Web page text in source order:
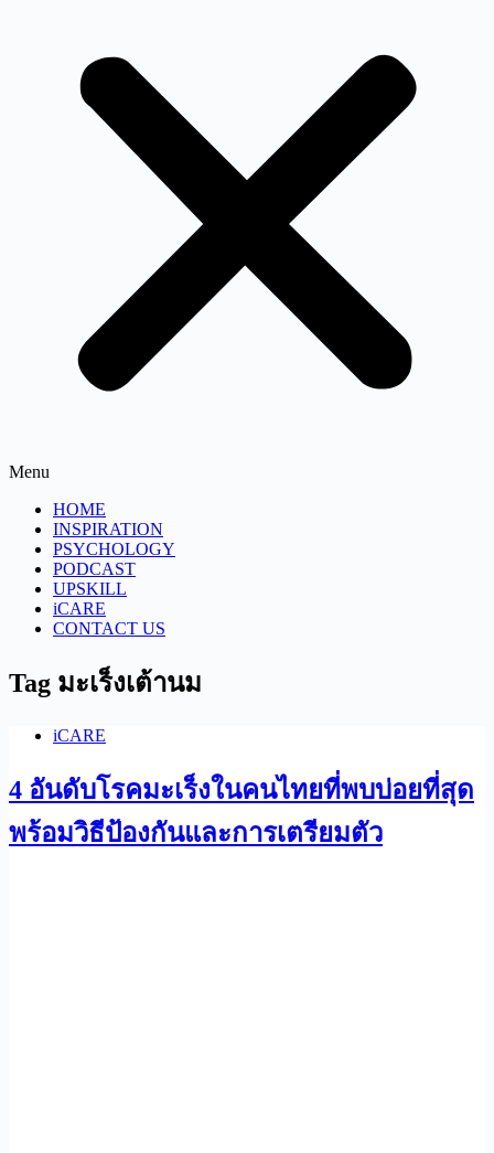
Menu
HOME
INSPIRATION
PSYCHOLOGY
PODCAST
UPSKILL
iCARE
CONTACT US
Tag มะเร็งเต้านม
iCARE
4 อันดับโรคมะเร็งในคนไทยที่พบบ่อยที่สุด
พร้อมวิธีป้องกันและการเตรียมตัว